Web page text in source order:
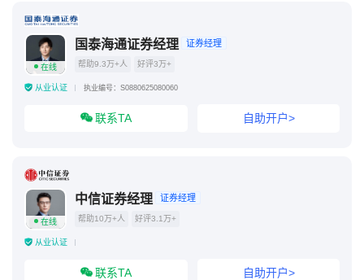
在线
国泰海通证券经理 证券经理
帮助9.3万+人 好评3万+
从业认证 执业编号：S0880625080060
联系TA 自助开户>
在线
中信证券经理 证券经理
帮助10万+人 好评3.1万+
从业认证
联系TA 自助开户>